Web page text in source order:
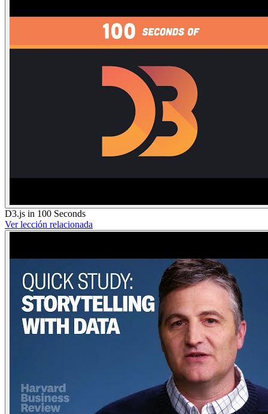
D3.js in 100 Seconds
Ver lección relacionada